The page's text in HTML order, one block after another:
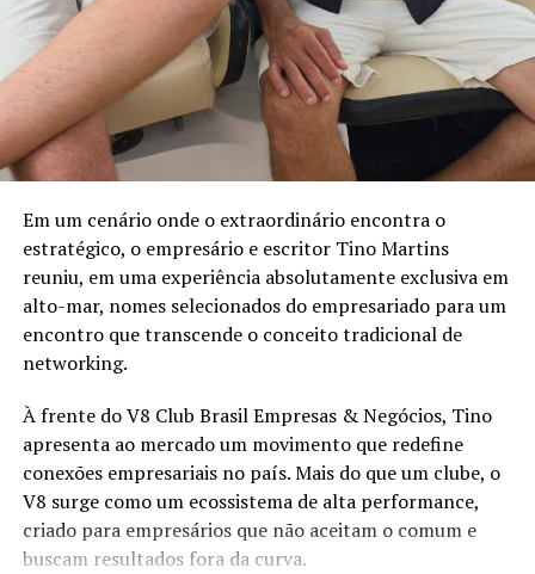
Em um cenário onde o extraordinário encontra o
estratégico, o empresário e escritor Tino Martins
reuniu, em uma experiência absolutamente exclusiva em
alto-mar, nomes selecionados do empresariado para um
encontro que transcende o conceito tradicional de
networking.
À frente do V8 Club Brasil Empresas & Negócios, Tino
apresenta ao mercado um movimento que redefine
conexões empresariais no país. Mais do que um clube, o
V8 surge como um ecossistema de alta performance,
criado para empresários que não aceitam o comum e
buscam resultados fora da curva.